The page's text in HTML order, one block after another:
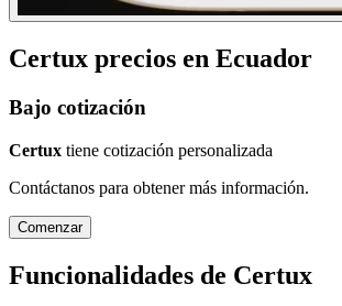
Certux precios en Ecuador
Bajo cotización
Certux tiene cotización personalizada
Contáctanos para obtener más información.
Comenzar
Funcionalidades de Certux